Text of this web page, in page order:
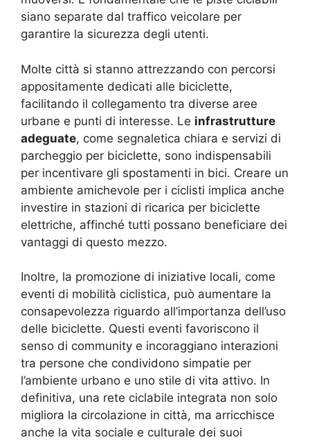
siano separate dal traffico veicolare per
garantire la sicurezza degli utenti.
Molte città si stanno attrezzando con percorsi
appositamente dedicati alle biciclette,
facilitando il collegamento tra diverse aree
urbane e punti di interesse. Le infrastrutture
adeguate, come segnaletica chiara e servizi di
parcheggio per biciclette, sono indispensabili
per incentivare gli spostamenti in bici. Creare un
ambiente amichevole per i ciclisti implica anche
investire in stazioni di ricarica per biciclette
elettriche, affinché tutti possano beneficiare dei
vantaggi di questo mezzo.
Inoltre, la promozione di iniziative locali, come
eventi di mobilità ciclistica, può aumentare la
consapevolezza riguardo all’importanza dell’uso
delle biciclette. Questi eventi favoriscono il
senso di community e incoraggiano interazioni
tra persone che condividono simpatie per
l’ambiente urbano e uno stile di vita attivo. In
definitiva, una rete ciclabile integrata non solo
migliora la circolazione in città, ma arricchisce
anche la vita sociale e culturale dei suoi